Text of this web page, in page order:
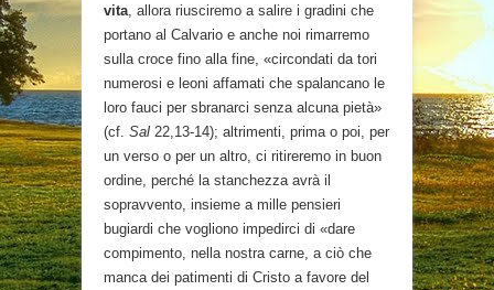
vita , allora riusciremo a salire i gradini che
portano al Calvario e anche noi rimarremo
sulla croce fino alla fine, «circondati da tori
numerosi e leoni affamati che spalancano le
loro fauci per sbranarci senza alcuna pietà»
(cf. Sal 22,13-14); altrimenti, prima o poi, per
un verso o per un altro, ci ritireremo in buon
ordine, perché la stanchezza avrà il
sopravvento, insieme a mille pensieri
bugiardi che vogliono impedirci di «dare
compimento, nella nostra carne, a ciò che
manca dei patimenti di Cristo a favore del